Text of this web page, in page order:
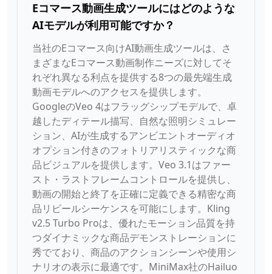
Eコマース動画生成ツールにはどのような
AIモデルが利用可能ですか？
当社のEコマース向けAI動画生成ツールは、さ
まざまなEコマース動画制作ニーズに対してそ
れぞれ異なる利点を提供する8つの最先端生成
動画モデルへのアクセスを提供します。
GoogleのVeo 4はフラッグシップモデルで、卓
越したディテール描写、自然な照明シミュレー
ション、AIが生成するアンビエントオーディオ
オプション付きのフォトリアリスティックな商
品ビジュアルを提供します。Veo 3.1はファー
スト・ラストフレームコントロールを提供し、
動画の開始と終了を正確に定義できる精密な商
品リビールシーケンスを可能にします。Kling
v2.5 Turbo Proは、優れたモーション品質を持
つダイナミックな商品デモンストレーションに
秀でており、商品のアクションシーンや使用シ
ナリオの表示に最適です。MiniMax社のHailuo